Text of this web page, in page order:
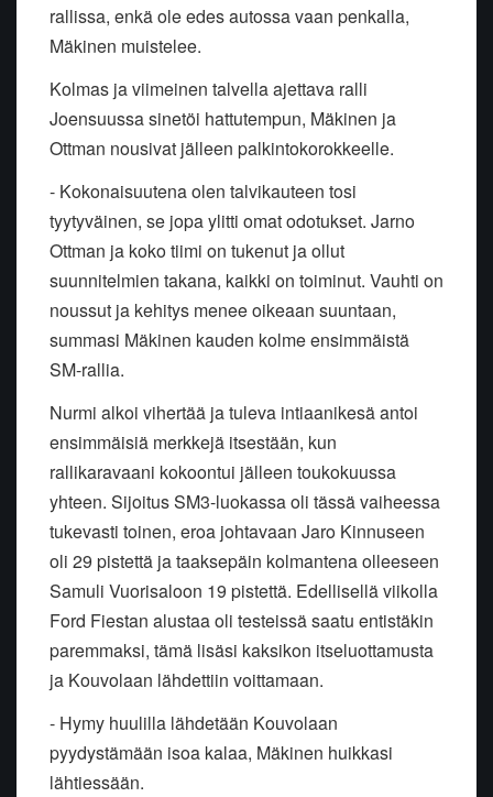
rallissa, enkä ole edes autossa vaan penkalla,
Mäkinen muistelee.
Kolmas ja viimeinen talvella ajettava ralli
Joensuussa sinetöi hattutempun, Mäkinen ja
Ottman nousivat jälleen palkintokorokkeelle.
- Kokonaisuutena olen talvikauteen tosi
tyytyväinen, se jopa ylitti omat odotukset. Jarno
Ottman ja koko tiimi on tukenut ja ollut
suunnitelmien takana, kaikki on toiminut. Vauhti on
noussut ja kehitys menee oikeaan suuntaan,
summasi Mäkinen kauden kolme ensimmäistä
SM-rallia.
Nurmi alkoi vihertää ja tuleva intiaanikesä antoi
ensimmäisiä merkkejä itsestään, kun
rallikaravaani kokoontui jälleen toukokuussa
yhteen. Sijoitus SM3-luokassa oli tässä vaiheessa
tukevasti toinen, eroa johtavaan Jaro Kinnuseen
oli 29 pistettä ja taaksepäin kolmantena olleeseen
Samuli Vuorisaloon 19 pistettä. Edellisellä viikolla
Ford Fiestan alustaa oli testeissä saatu entistäkin
paremmaksi, tämä lisäsi kaksikon itseluottamusta
ja Kouvolaan lähdettiin voittamaan.
- Hymy huulilla lähdetään Kouvolaan
pyydystämään isoa kalaa, Mäkinen huikkasi
lähtiessään.